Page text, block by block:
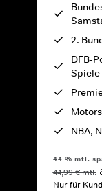
2.
DFB-
Spiele
NBA,
44 % mtl.
44,99 € mtl.
Nur für